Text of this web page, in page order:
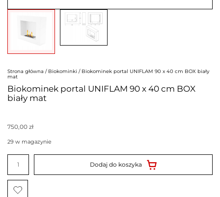
Strona główna / Biokominki / Biokominek portal UNIFLAM 90 x 40 cm BOX biały
mat
Biokominek portal UNIFLAM 90 x 40 cm BOX
biały mat
750,00 zł
29 w magazynie
ilość
Biokominek
UNIFLAM
90
Dodaj do koszyka